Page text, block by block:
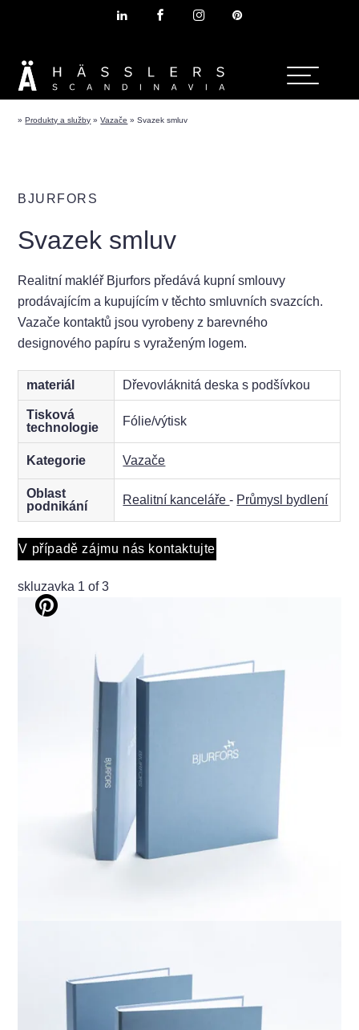
»Produkty a služby »Vazače »Svazek smluv
BJURFORS
Svazek smluv
Realitní makléř Bjurfors předává kupní smlouvy
prodávajícím a kupujícím v těchto smluvních svazcích.
Vazače kontaktů jsou vyrobeny z barevného
designového papíru s vyraženým logem.
materiál Dřevovláknitá deska s podšívkou
Tisková
technologie
Fólie/výtisk
Kategorie Vazače
Oblast
podnikání
Realitní kanceláře- Průmysl bydlení
V případě zájmu nás kontaktujte
skluzavka 1 of 3